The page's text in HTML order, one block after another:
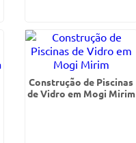
Construção de Piscinas
de Vidro em Mogi Mirim